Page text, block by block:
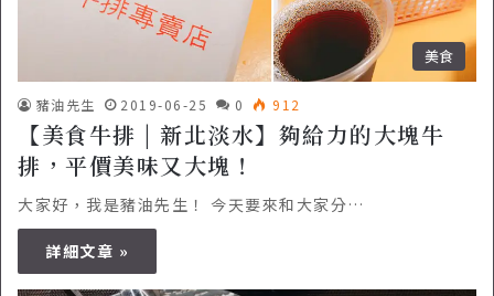
美食
豬油先生 2019-06-25 0 912
【美食牛排 | 新北淡水】夠給力的大塊牛
排，平價美味又大塊！
大家好，我是豬油先生！ 今天要來和大家分…
詳細文章 »